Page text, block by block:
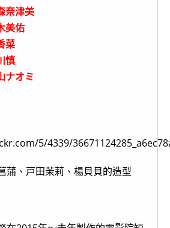
奈津美
美佑
菜
慎
ナオミ
蒲、戸田茉莉、楊貝貝的造型